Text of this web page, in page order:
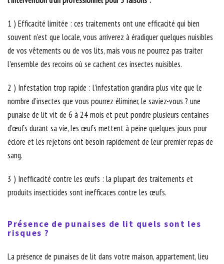
1 ) Efficacité limitée : ces traitements ont une efficacité qui bien
souvent n’est que locale, vous arriverez à éradiquer quelques nuisibles
de vos vêtements ou de vos lits, mais vous ne pourrez pas traiter
l’ensemble des recoins où se cachent ces insectes nuisibles.
2 ) Infestation trop rapide : l’infestation grandira plus vite que le
nombre d’insectes que vous pourrez éliminer, le saviez-vous ? une
punaise de lit vit de 6 à 24 mois et peut pondre plusieurs centaines
d’œufs durant sa vie, les œufs mettent à peine quelques jours pour
éclore et les rejetons ont besoin rapidement de leur premier repas de
sang.
3 ) Inefficacité contre les œufs : la plupart des traitements et
produits insecticides sont inefficaces contre les œufs.
Présence de punaises de lit quels sont les
risques ?
La présence de punaises de lit dans votre maison, appartement, lieu